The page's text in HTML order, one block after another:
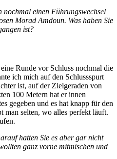
nochmal einen Führungswechsel
Morad Amdoun. Was haben Sie
ist?
Runde vor Schluss nochmal die
ich mich auf den Schlussspurt
ist, auf der Zielgeraden von
100 Metern hat er innen
gegeben und es hat knapp für den
man selten, wo alles perfekt läuft.
hatten Sie es aber gar nicht
ganz vorne mitmischen und